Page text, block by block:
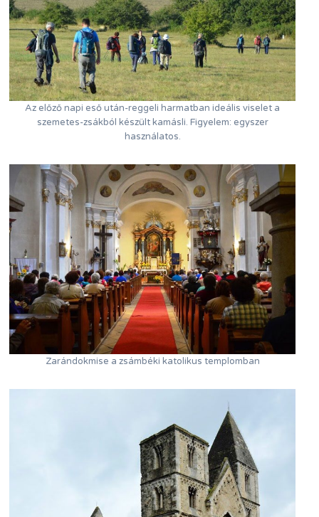
Az előző napi eső után-reggeli harmatban ideális viselet a
szemetes-zsákból készült kamásli. Figyelem: egyszer
használatos.
Zarándokmise a zsámbéki katolikus templomban